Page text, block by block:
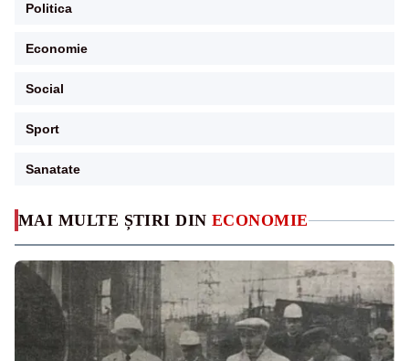
MAI MULTE ȘTIRI DIN ECONOMIE
Politica
Economie
Social
Sport
Sanatate